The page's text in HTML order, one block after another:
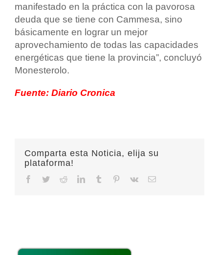
manifestado en la práctica con la pavorosa
deuda que se tiene con Cammesa, sino
básicamente en lograr un mejor
aprovechamiento de todas las capacidades
energéticas que tiene la provincia”, concluyó
Monesterolo.
Fuente: Diario Cronica
Comparta esta Noticia, elija su
plataforma!
Facebook
TwitterRedditLinkedInTumblr Pinterest
Vk Email